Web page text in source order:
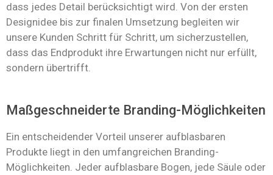
dass jedes Detail berücksichtigt wird. Von der ersten
Designidee bis zur finalen Umsetzung begleiten wir
unsere Kunden Schritt für Schritt, um sicherzustellen,
dass das Endprodukt ihre Erwartungen nicht nur erfüllt,
sondern übertrifft.
Maßgeschneiderte Branding-Möglichkeiten
Ein entscheidender Vorteil unserer aufblasbaren
Produkte liegt in den umfangreichen Branding-
Möglichkeiten. Jeder aufblasbare Bogen, jede Säule oder